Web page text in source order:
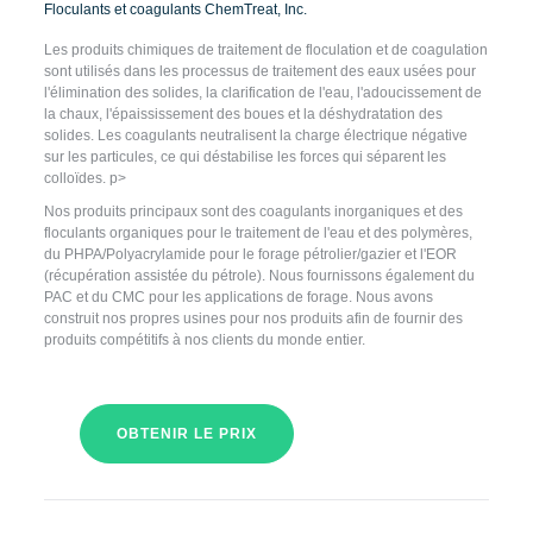
Floculants et coagulants ChemTreat, Inc.
Les produits chimiques de traitement de floculation et de coagulation
sont utilisés dans les processus de traitement des eaux usées pour
l'élimination des solides, la clarification de l'eau, l'adoucissement de
la chaux, l'épaississement des boues et la déshydratation des
solides. Les coagulants neutralisent la charge électrique négative
sur les particules, ce qui déstabilise les forces qui séparent les
colloïdes. p>
Nos produits principaux sont des coagulants inorganiques et des
floculants organiques pour le traitement de l'eau et des polymères,
du PHPA/Polyacrylamide pour le forage pétrolier/gazier et l'EOR
(récupération assistée du pétrole). Nous fournissons également du
PAC et du CMC pour les applications de forage. Nous avons
construit nos propres usines pour nos produits afin de fournir des
produits compétitifs à nos clients du monde entier.
OBTENIR LE PRIX